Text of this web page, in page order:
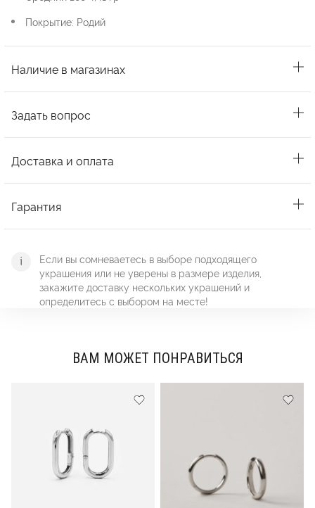
Покрытие: Родий
Наличие в магазинах
Задать вопрос
Доставка и оплата
Гарантия
Если вы сомневаетесь в выборе подходящего
украшения или не уверены в размере изделия,
закажите доставку нескольких украшений и
определитесь с выбором на месте!
ВАМ МОЖЕТ ПОНРАВИТЬСЯ